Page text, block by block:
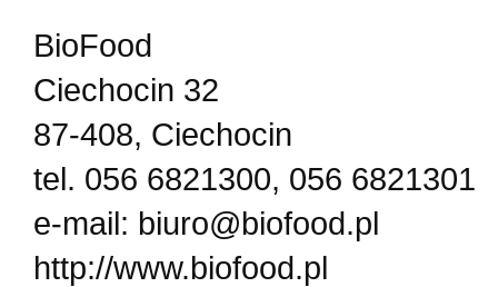
BioFood
Ciechocin 32
87-408, Ciechocin
tel. 056 6821300, 056 6821301
e-mail: biuro@biofood.pl
http://www.biofood.pl